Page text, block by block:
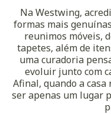
Na Westwing,
formas mais
reunimos móveis,
tapetes, além de
uma curadoria
evoluir junto com
Afinal, quando a casa
ser apenas um lugar